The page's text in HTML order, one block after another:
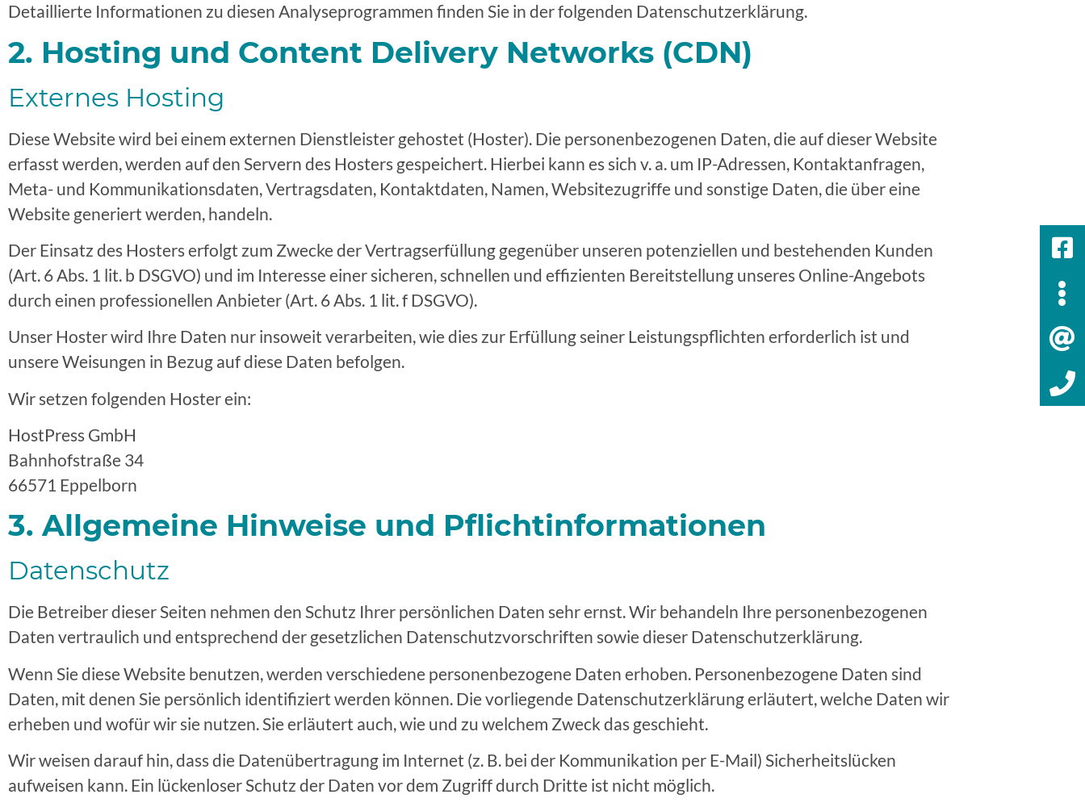
Detaillierte Informationen zu diesen Analyseprogrammen finden Sie in der folgenden Datenschutzerklärung.
2. Hosting und Content Delivery Networks (CDN)
Externes Hosting
Diese Website wird bei einem externen Dienstleister gehostet (Hoster). Die personenbezogenen Daten, die auf dieser Website
erfasst werden, werden auf den Servern des Hosters gespeichert. Hierbei kann es sich v. a. um IP-Adressen, Kontaktanfragen,
Meta- und Kommunikationsdaten, Vertragsdaten, Kontaktdaten, Namen, Websitezugriffe und sonstige Daten, die über eine
Website generiert werden, handeln.
Der Einsatz des Hosters erfolgt zum Zwecke der Vertragserfüllung gegenüber unseren potenziellen und bestehenden Kunden
(Art. 6 Abs. 1 lit. b DSGVO) und im Interesse einer sicheren, schnellen und effizienten Bereitstellung unseres Online-Angebots
durch einen professionellen Anbieter (Art. 6 Abs. 1 lit. f DSGVO).
Unser Hoster wird Ihre Daten nur insoweit verarbeiten, wie dies zur Erfüllung seiner Leistungspflichten erforderlich ist und
unsere Weisungen in Bezug auf diese Daten befolgen.
Wir setzen folgenden Hoster ein:
HostPress GmbH
Bahnhofstraße 34
66571 Eppelborn
3. Allgemeine Hinweise und Pflicht­informationen
Datenschutz
Die Betreiber dieser Seiten nehmen den Schutz Ihrer persönlichen Daten sehr ernst. Wir behandeln Ihre personenbezogenen
Daten vertraulich und entsprechend der gesetzlichen Datenschutzvorschriften sowie dieser Datenschutzerklärung.
Wenn Sie diese Website benutzen, werden verschiedene personenbezogene Daten erhoben. Personenbezogene Daten sind
Daten, mit denen Sie persönlich identifiziert werden können. Die vorliegende Datenschutzerklärung erläutert, welche Daten wir
erheben und wofür wir sie nutzen. Sie erläutert auch, wie und zu welchem Zweck das geschieht.
Wir weisen darauf hin, dass die Datenübertragung im Internet (z. B. bei der Kommunikation per E-Mail) Sicherheitslücken
aufweisen kann. Ein lückenloser Schutz der Daten vor dem Zugriff durch Dritte ist nicht möglich.